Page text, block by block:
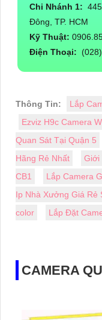
Chi Nhánh 1:
Đông, TP. HCM
Kỹ Thuật:
Điện Thoại:
Thông Tin:
Lắp
Ezviz H9c Camera
Quan Sát Tại Quận 5
Hãng Rẻ Nhất
Giới
CB1
Lắp Camera
Ip Nhà Xưởng Giá Rẻ
color
Lắp Đặt
CAMERA